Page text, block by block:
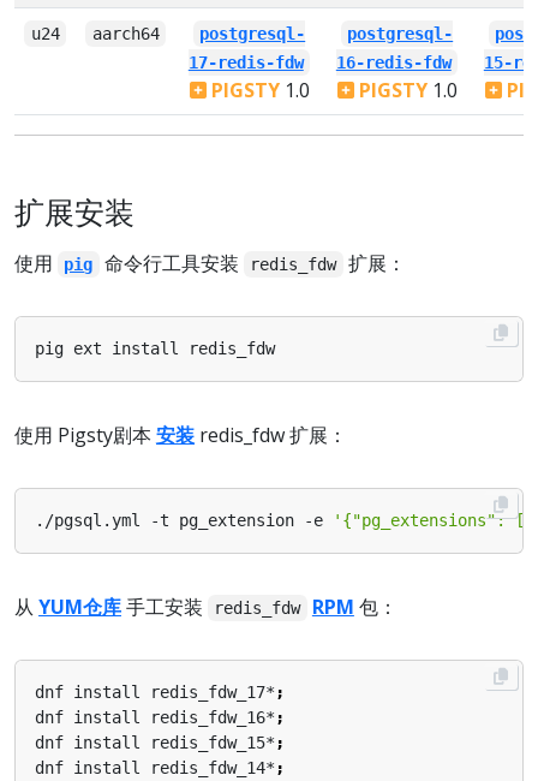
u24 aarch64
postgresql-
17-redis-fdw
PIGSTY1.0
postgresql-
16-redis-fdw
PIGSTY1.0
15-
扩展安装
使用 pig 命令行工具安装 redis_fdw 扩展：
使用 Pigsty剧本 安装 redis_fdw 扩展：
./pgsql.yml -t pg_extension -e '{"pg_extensions":
从 YUM仓库手工安装 redis_fdw RPM 包：
dnf install redis_fdw_17* ;
dnf install redis_fdw_16* ;
dnf install redis_fdw_15* ;
dnf install redis_fdw_14* ;